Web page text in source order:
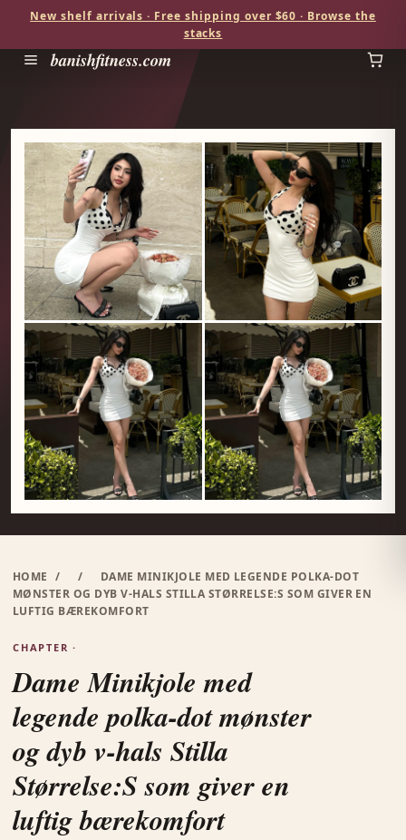
New shelf arrivals · Free shipping over $60 · Browse the
stacks
banishfitness.com
HOME / /
DAME MINIKJOLE MED LEGENDE POLKA-DOT
MØNSTER OG DYB V-HALS STILLA STØRRELSE:S SOM GIVER EN
LUFTIG BÆREKOMFORT
CHAPTER ·
Dame Minikjole med
legende polka-dot mønster
og dyb v-hals Stilla
Størrelse:S som giver en
luftig bærekomfort